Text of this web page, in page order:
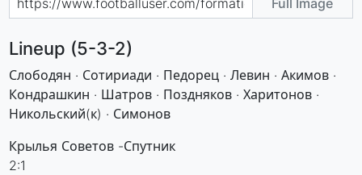
Lineup (5-3-2)
Слободян · Сотириади · Педорец · Левин · Акимов ·
Кондрашкин · Шатров · Поздняков · Харитонов ·
Никольский(к) · Симонов
Крылья Советов -Спутник
2:1